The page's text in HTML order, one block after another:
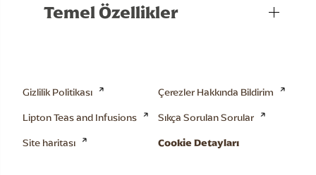
Temel Özellikler
Gizlilik Politikası
Çerezler Hakkında Bildirim
Lipton Teas and Infusions
Sıkça Sorulan Sorular
Site haritası
Cookie Detayları